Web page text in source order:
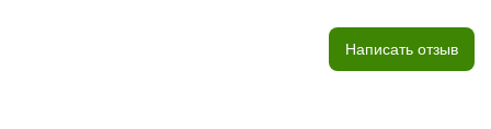
Написать отзыв